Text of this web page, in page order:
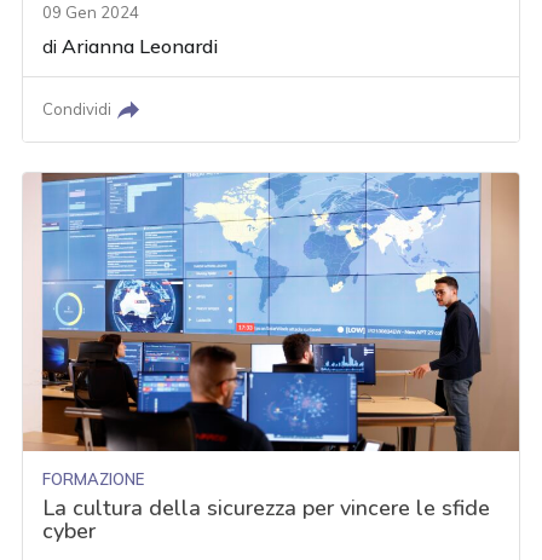
09 Gen 2024
diArianna Leonardi
Condividi
FORMAZIONE
La cultura della sicurezza per vincere le sfide
cyber